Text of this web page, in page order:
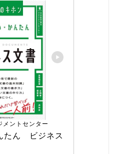
メントセンター
たん　ビジネス